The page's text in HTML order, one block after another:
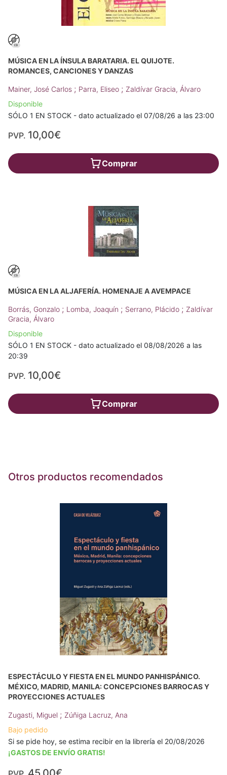
MÚSICA EN LA ÍNSULA BARATARIA. EL QUIJOTE.
ROMANCES, CANCIONES Y DANZAS
Mainer, José Carlos ; Parra, Eliseo ; Zaldívar Gracia, Álvaro
Disponible
SÓLO 1 EN STOCK - dato actualizado el 07/08/26 a las 23:00
PVP. 10,00€
Comprar
MÚSICA EN LA ALJAFERÍA. HOMENAJE A AVEMPACE
Borrás, Gonzalo ; Lomba, Joaquín ; Serrano, Plácido ; Zaldívar
Gracia, Álvaro
Disponible
SÓLO 1 EN STOCK - dato actualizado el 08/08/2026 a las
20:39
PVP. 10,00€
Comprar
Otros productos recomendados
ESPECTÁCULO Y FIESTA EN EL MUNDO PANHISPÁNICO.
MÉXICO, MADRID, MANILA: CONCEPCIONES BARROCAS Y
PROYECCIONES ACTUALES
Zugasti, Miguel ; Zúñiga Lacruz, Ana
Bajo pedido
Si se pide hoy, se estima recibir en la librería el 20/08/2026
¡GASTOS DE ENVÍO GRATIS!